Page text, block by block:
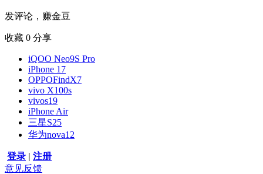
发评论，赚金豆
收藏 0 分享
iQOO Neo9S Pro
iPhone 17
OPPOFindX7
vivo X100s
vivos19
iPhone Air
三星S25
华为nova12
登录 | 注册
意见反馈